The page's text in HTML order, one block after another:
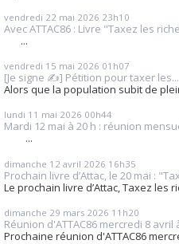
vendredi 22 mai 2026 23h10
Avec ATTAC86 : Livre "Taxez les
...
vendredi 15 mai 2026 01h07
[Je signe ✍️] Pétition pour taxer les...
Alors que la population subit de
lundi 11 mai 2026 00h44
Mardi 12 mai à 20 h : réunion
...
dimanche 12 avril 2026 16h35
Prochain livre d’Attac, le 20 mai :
Le prochain livre d’Attac, Taxez les
dimanche 29 mars 2026 11h20
Réunion d'ATTAC86 mercredi 8 avril
Prochaine réunion d'ATTAC86